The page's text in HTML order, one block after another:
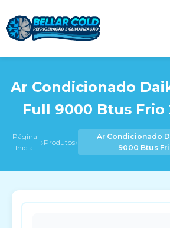
Ar Condicionado
Full 9000 Btus Frio
Página
Inicial
›Produtos›
Ar Condicionado
9000 Btus